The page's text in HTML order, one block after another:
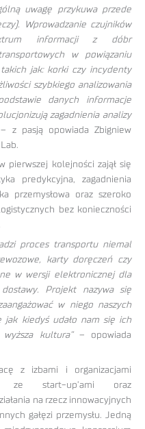
uwagę przykuwa przede
Wprowadzanie czujników
informacji z dóbr
w powiązaniu
jak: korki czy incydenty
szybkiego analizowania
danych informacje
zagadnienia analizy
z pasją opowiada Zbigniew
kolejności zajął się
predykcyjna, zagadnienia
przemysłowa oraz szeroko
bez konieczności
proces transportu niemal
karty doręczeń czy
w wersji elektronicznej dla
Projekt nazywa się
w niego naszych
jak kiedyś udało nam się ich
kultura”– opowiada
z izbami i organizacjami
ze start-up’ami oraz
na rzecz innowacyjnych
gałęzi przemysłu. Jedną